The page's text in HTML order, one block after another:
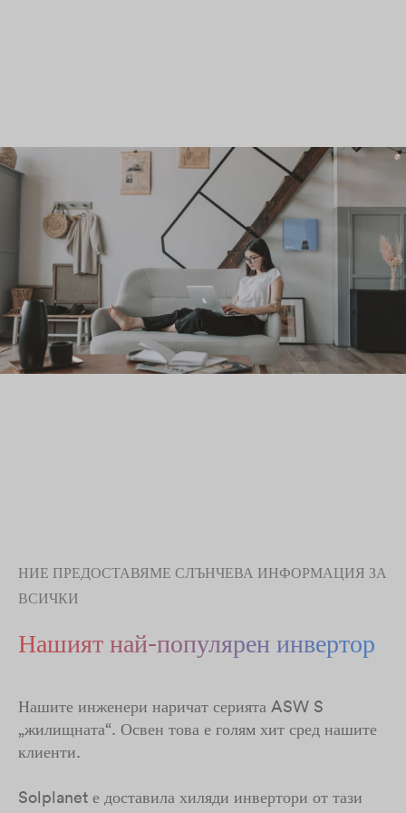
НИЕ ПРЕДОСТАВЯМЕ СЛЪНЧЕВА ИНФОРМАЦИЯ ЗА
ВСИЧКИ
Нашият най-популярен инвертор
Нашите инженери наричат серията ASW S
„жилищната“. Освен това е голям хит сред нашите
клиенти.
Solplanet е доставила хиляди инвертори от тази